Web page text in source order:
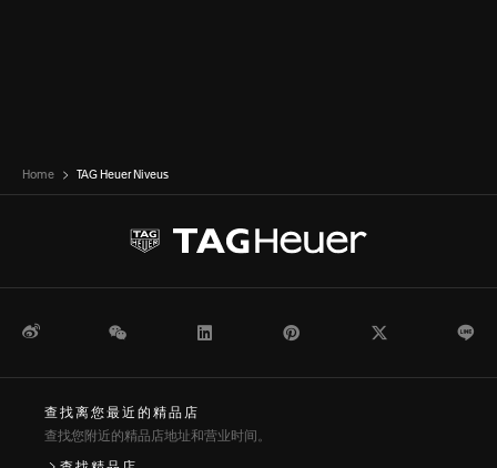
Home TAG Heuer Niveus
微博 WeChat Pinterest
查找离您最近的精品店
查找您附近的精品店地址和营业时间。